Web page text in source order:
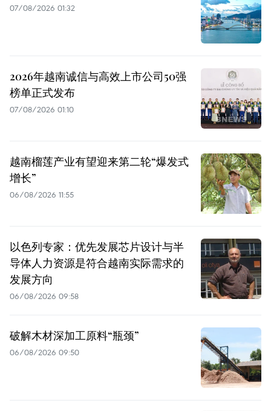
07/08/2026 01:32
2026年越南诚信与高效上市公司50强
榜单正式发布
07/08/2026 01:10
越南榴莲产业有望迎来第二轮“爆发式
增长”
06/08/2026 11:55
以色列专家：优先发展芯片设计与半
导体人力资源是符合越南实际需求的
发展方向
06/08/2026 09:58
破解木材深加工原料“瓶颈”
06/08/2026 09:50